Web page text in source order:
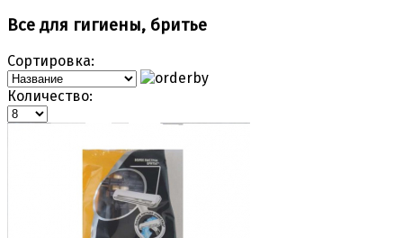
Все для гигиены, бритье
Сортировка:
Количество: